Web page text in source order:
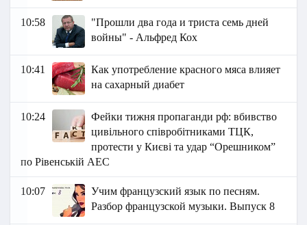
10:58
"Прошли два года и триста семь дней
войны" - Альфред Кох
10:41
Как употребление красного мяса влияет
на сахарный диабет
10:24
Фейки тижня пропаганди рф: вбивство
цивільного співробітниками ТЦК,
протести у Києві та удар “Орешником”
по Рівенській АЕС
10:07
Учим французский язык по песням.
Разбор французской музыки. Выпуск 8